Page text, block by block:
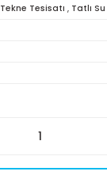
Tekne Tesisatı , Tatlı Su